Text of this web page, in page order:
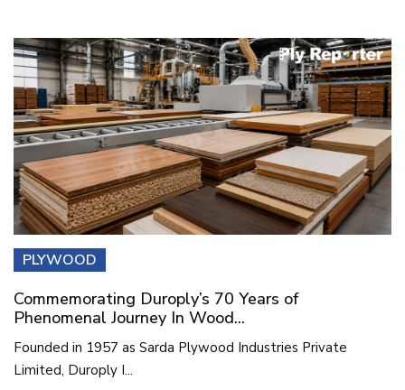
PLYWOOD
Commemorating Duroply’s 70 Years of
Phenomenal Journey In Wood...
Founded in 1957 as Sarda Plywood Industries Private
Limited, Duroply I...